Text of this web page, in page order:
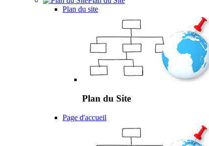
Plan du site
Plan du Site
Page d'accueil